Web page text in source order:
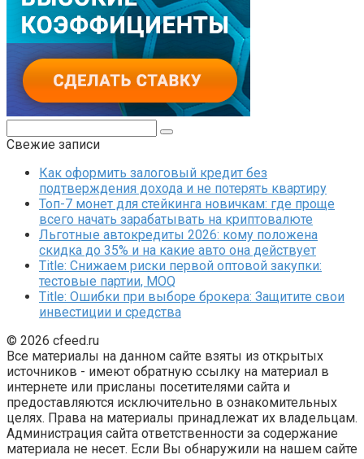
Свежие записи
Как оформить залоговый кредит без
подтверждения дохода и не потерять квартиру
Топ-7 монет для стейкинга новичкам: где проще
всего начать зарабатывать на криптовалюте
Льготные автокредиты 2026: кому положена
скидка до 35% и на какие авто она действует
Title: Снижаем риски первой оптовой закупки:
тестовые партии, MOQ
Title: Ошибки при выборе брокера: Защитите свои
инвестиции и средства
© 2026 cfeed.ru
Все материалы на данном сайте взяты из открытых
источников - имеют обратную ссылку на материал в
интернете или присланы посетителями сайта и
предоставляются исключительно в ознакомительных
целях. Права на материалы принадлежат их владельцам.
Администрация сайта ответственности за содержание
материала не несет. Если Вы обнаружили на нашем сайте